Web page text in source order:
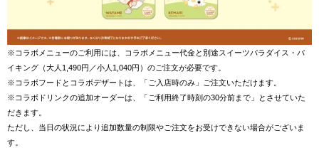
※コラボメニューのご利用には、コラボメニュー代金と別途スイーツパラダイス・バ
イキング （大人1,490円／小人1,040円）のご注文が必要です。
※コラボフードとコラボデザートは、「ご入店時のみ」ご注文いただけます。
※コラボドリンクの追加オーダーは、「ご利用終了時刻の30分前まで」とさせていた
だきます。
ただし、当日の状況により追加数量の制限やご注文をお受けできない場合がございま
す。